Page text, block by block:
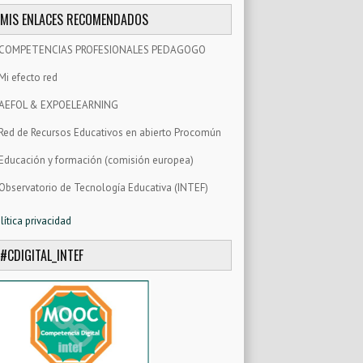
MIS ENLACES RECOMENDADOS
PROFESIONALES PEDAGOGO
efecto red
& EXPOELEARNING
de Recursos Educativos en abierto Procomún
y formación (comisión europea)
de Tecnología Educativa (INTEF)
privacidad
#CDIGITAL_INTEF